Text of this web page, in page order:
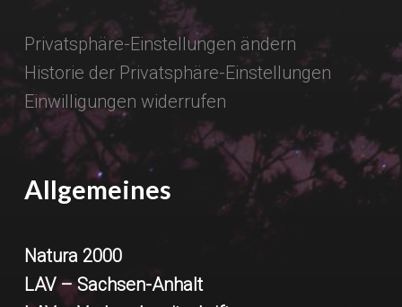
Privatsphäre-Einstellungen ändern
Historie der Privatsphäre-Einstellungen
Einwilligungen widerrufen
Allgemeines
Natura 2000
LAV – Sachsen-Anhalt